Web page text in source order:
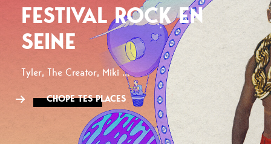
FESTIVAL ROCK EN
SEINE
Tyler, The Creator, Miki ...
CHOPE TES PLACES